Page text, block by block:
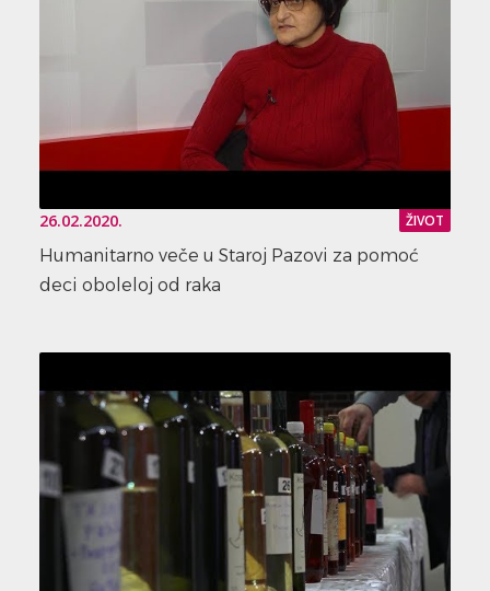
26.02.2020. ŽIVOT
Humanitarno veče u Staroj Pazovi za pomoć
deci oboleloj od raka